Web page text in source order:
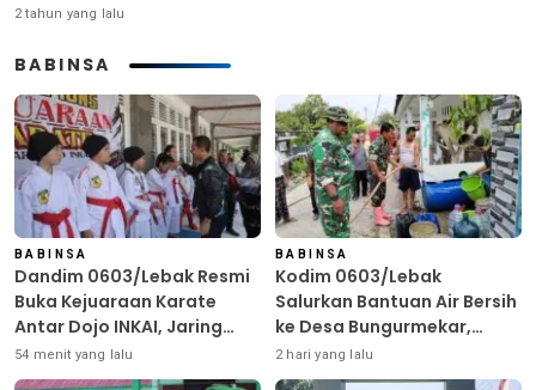
2 tahun yang lalu
BABINSA
BABINSA
Dandim 0603/Lebak Resmi
Buka Kejuaraan Karate
Antar Dojo INKAI, Jaring
Bibit Atlet Unggul Sambut
HUT ke-81 RI
54 menit yang lalu
BABINSA
Kodim 0603/Lebak
Salurkan Bantuan Air Bersih
ke Desa Bungurmekar,
Ringankan Beban Warga
Terdampak Kemarau
2 hari yang lalu